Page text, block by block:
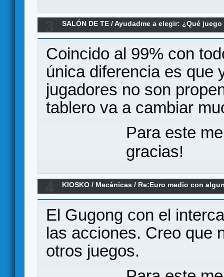
SALÓN DE TE /Ayudadme a elegir: ¿Qué
Coincido al 99% con
única diferencia es que
jugadores no son
tablero va a cambiar
Para este
gracias!
KIOSKO / Mecánicas / Re:Euro medio con
El Gugong con el
las acciones. Creo que
otros juegos.